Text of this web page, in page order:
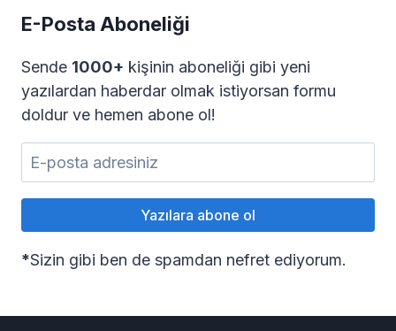
E-Posta Aboneliği
Sende 1000+ kişinin aboneliği gibi yeni
yazılardan haberdar olmak istiyorsan formu
doldur ve hemen abone ol!
*Sizin gibi ben de spamdan nefret ediyorum.